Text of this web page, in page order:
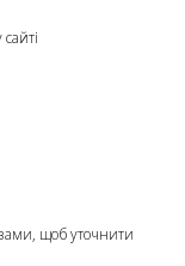
щоб уточнити